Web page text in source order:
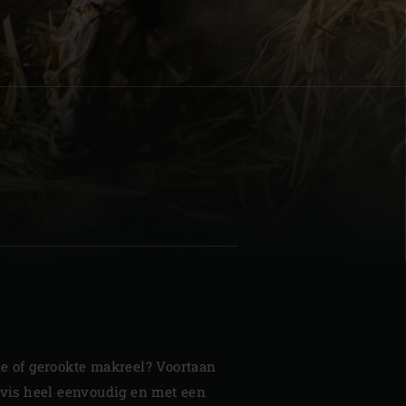
(Français)
of gerookte makreel? Voortaan
heel eenvoudig en met een